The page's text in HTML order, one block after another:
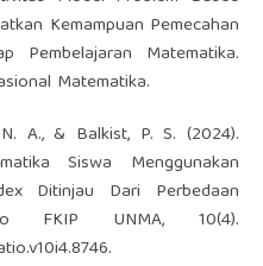
Kemampuan Pemecahan
Pembelajaran Matematika.
Matematika.
A., & Balkist, P. S. (2024).
Siswa Menggunakan
Ditinjau Dari Perbedaan
FKIP UNMA, 10(4).
.